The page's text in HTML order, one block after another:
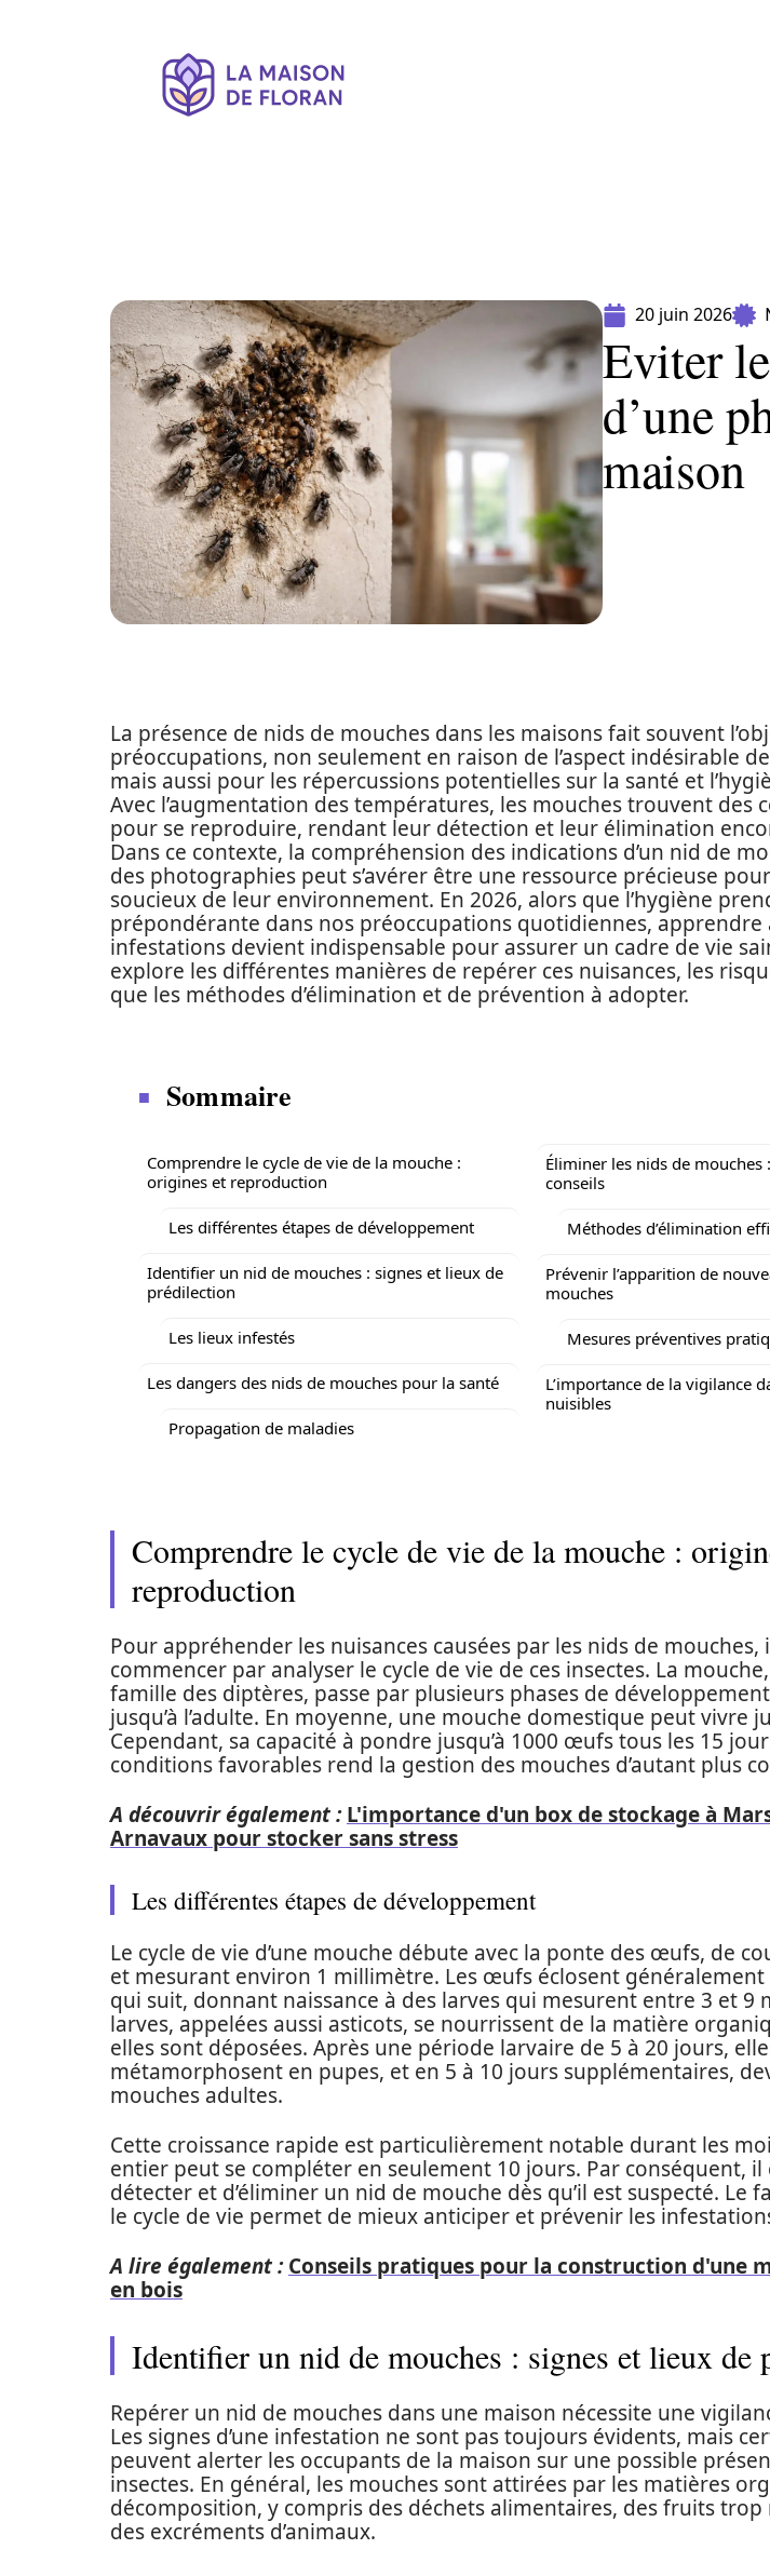
20 juin 2026
Eviter
d’une
maison
La présence de nids de mouches dans les maisons fait souvent
préoccupations, non seulement en raison de l’aspect indésirable
mais aussi pour les répercussions potentielles sur la santé et
Avec l’augmentation des températures, les mouches trouvent des
pour se reproduire, rendant leur détection et leur élimination
Dans ce contexte, la compréhension des indications d’un nid de
des photographies peut s’avérer être une ressource précieuse
soucieux de leur environnement. En 2026, alors que l’hygiène
prépondérante dans nos préoccupations quotidiennes, apprendre
infestations devient indispensable pour assurer un cadre de vie
explore les différentes manières de repérer ces nuisances, les
que les méthodes d’élimination et de prévention à adopter.
Sommaire
Comprendre le cycle de vie de la mouche :
origines et reproduction
Les différentes étapes de développement
Identifier un nid de mouches : signes et lieux de
prédilection
Les lieux infestés
Les dangers des nids de mouches pour la santé
Propagation de maladies
Éliminer les nids de mouches
conseils
Méthodes d’élimination
Prévenir l’apparition de
mouches
Mesures préventives
L’importance de la vigilance
nuisibles
Comprendre le cycle de vie de la mouche :
reproduction
Pour appréhender les nuisances causées par les nids de mouches,
commencer par analyser le cycle de vie de ces insectes. La
famille des diptères, passe par plusieurs phases de
jusqu’à l’adulte. En moyenne, une mouche domestique peut vivre
Cependant, sa capacité à pondre jusqu’à 1000 œufs tous les 15
conditions favorables rend la gestion des mouches d’autant plus
A découvrir également : L'importance d'un box de stockage à
Arnavaux pour stocker sans stress
Les différentes étapes de développement
Le cycle de vie d’une mouche débute avec la ponte des œufs, de
et mesurant environ 1 millimètre. Les œufs éclosent généralement
qui suit, donnant naissance à des larves qui mesurent entre 3 et 9
larves, appelées aussi asticots, se nourrissent de la matière
elles sont déposées. Après une période larvaire de 5 à 20 jours,
métamorphosent en pupes, et en 5 à 10 jours supplémentaires,
mouches adultes.
Cette croissance rapide est particulièrement notable durant les
entier peut se compléter en seulement 10 jours. Par conséquent,
détecter et d’éliminer un nid de mouche dès qu’il est suspecté. Le
le cycle de vie permet de mieux anticiper et prévenir les
A lire également : Conseils pratiques pour la construction d'une
en bois
Identifier un nid de mouches : signes et lieux de
Repérer un nid de mouches dans une maison nécessite une
Les signes d’une infestation ne sont pas toujours évidents, mais
peuvent alerter les occupants de la maison sur une possible
insectes. En général, les mouches sont attirées par les matières
décomposition, y compris des déchets alimentaires, des fruits trop
des excréments d’animaux.